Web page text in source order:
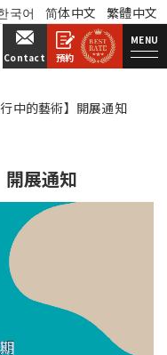
국어 简体中文 繁體中文
預約
Contact
MENU
中的藝術】開展通知
開展通知